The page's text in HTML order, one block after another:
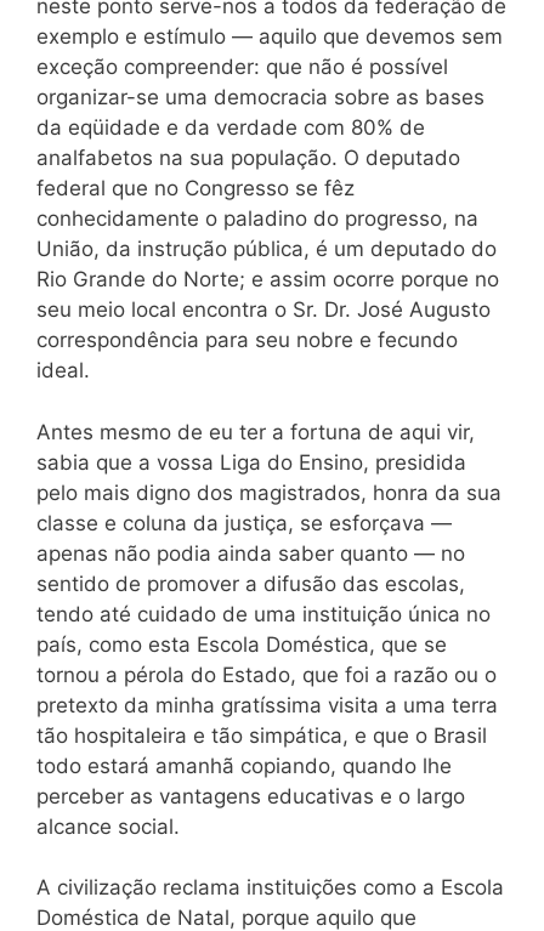
neste ponto serve-nos a todos da federação de
exemplo e estímulo — aquilo que devemos sem
exceção compreender: que não é possível
organizar-se uma democracia sobre as bases
da eqüidade e da verdade com 80% de
analfabetos na sua população. O deputado
federal que no Congresso se fêz
conhecidamente o paladino do progresso, na
União, da instrução pública, é um deputado do
Rio Grande do Norte; e assim ocorre porque no
seu meio local encontra o Sr. Dr. José Augusto
correspondência para seu nobre e fecundo
ideal.
Antes mesmo de eu ter a fortuna de aqui vir,
sabia que a vossa Liga do Ensino, presidida
pelo mais digno dos magistrados, honra da sua
classe e coluna da justiça, se esforçava —
apenas não podia ainda saber quanto — no
sentido de promover a difusão das escolas,
tendo até cuidado de uma instituição única no
país, como esta Escola Doméstica, que se
tornou a pérola do Estado, que foi a razão ou o
pretexto da minha gratíssima visita a uma terra
tão hospitaleira e tão simpática, e que o Brasil
todo estará amanhã copiando, quando lhe
perceber as vantagens educativas e o largo
alcance social.
A civilização reclama instituições como a Escola
Doméstica de Natal, porque aquilo que